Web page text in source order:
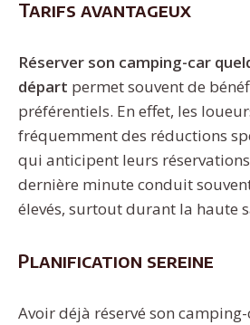
Tarifs avantageux
Réserver son camping-car
départ permet souvent de
préférentiels. En effet, les
fréquemment des réductions
qui anticipent leurs
dernière minute conduit
élevés, surtout durant la haute
Planification sereine
Avoir déjà réservé son